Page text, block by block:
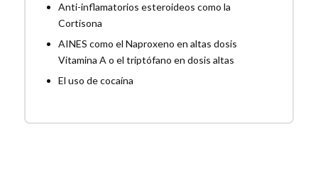
Anti-inflamatorios esteroideos como la
Cortisona
AINES como el Naproxeno en altas dosis
Vitamina A o el triptófano en dosis altas
El uso de cocaína